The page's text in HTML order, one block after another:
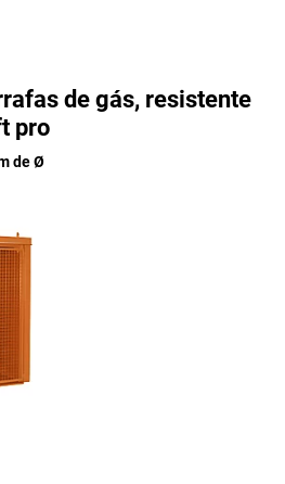
de gás, resistente
pro
de Ø